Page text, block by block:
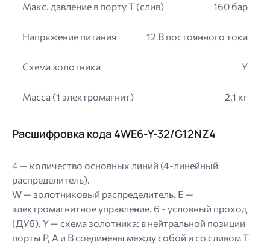
Макс. давление в порту T (слив) 160 бар
Напряжение питания 12 В постоянного тока
Схема золотника Y
Масса (1 электромагнит) 2,1 кг
Расшифровка кода 4WE6-Y-32/G12NZ4
4 — количество основных линий (4-линейный
распределитель).
W — золотниковый распределитель. E —
электромагнитное управление. 6 - условный проход
(ДУ6). Y — схема золотника: в нейтральной позиции
порты P, A и B соединены между собой и со сливом T